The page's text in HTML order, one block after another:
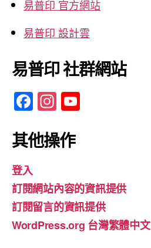
易普印 官方網站
易普印 設計雲
易普印 社群網站
F
a
c
b
o
o
k
In
st
a
gr
a
m
u
b
e
其他操作
登入
訂閱網站內容的資訊提供
訂閱留言的資訊提供
WordPress.org 台灣繁體中文